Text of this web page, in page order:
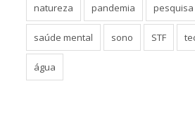
natureza pandemia pesquisa
saúde mental sono STF
água